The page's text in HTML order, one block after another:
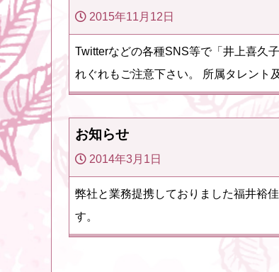
2015年11月12日
Twitterなどの各種SNS等で「井上喜久
れぐれもご注意下さい。 所属タレント
お知らせ
2014年3月1日
弊社と業務提携しておりました福井裕
す。